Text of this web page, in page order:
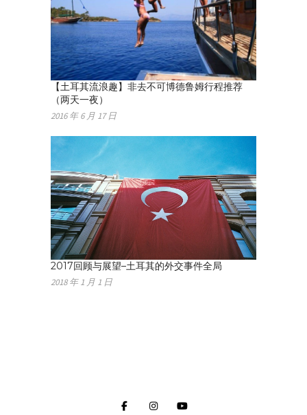
【土耳其流浪趣】非去不可博德鲁姆行程推荐
（两天一夜）
2016 年 6 月 17 日
2017回顾与展望–土耳其的外交事件全局
2018 年 1 月 1 日